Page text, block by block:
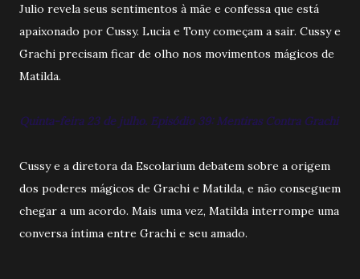
Julio revela seus sentimentos à mãe e confessa que está
apaixonado por Cussy. Lucia e Tony começam a sair. Cussy e
Grachi precisam ficar de olho nos movimentos mágicos de
Matilda.
Quinta-feira 23 de julho. Episódio 39: Mentiras Contra Grachi
Cussy e a diretora da Escolarium debatem sobre a origem
dos poderes mágicos de Grachi e Matilda, e não conseguem
chegar a um acordo. Mais uma vez, Matilda interrompe uma
conversa íntima entre Grachi e seu amado.